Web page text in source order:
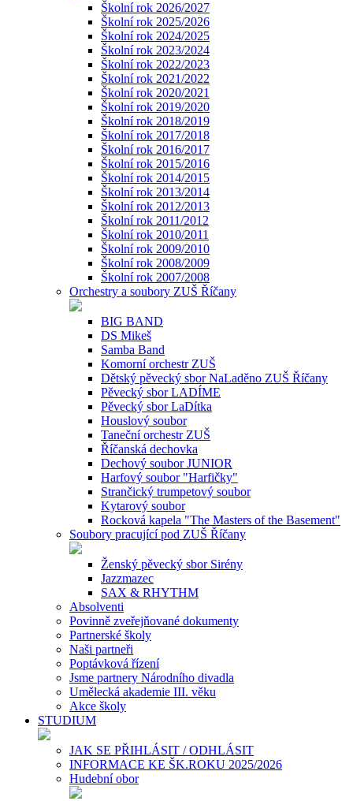
Školní rok 2026/2027
Školní rok 2025/2026
Školní rok 2024/2025
Školní rok 2023/2024
Školní rok 2022/2023
Školní rok 2021/2022
Školní rok 2020/2021
Školní rok 2019/2020
Školní rok 2018/2019
Školní rok 2017/2018
Školní rok 2016/2017
Školní rok 2015/2016
Školní rok 2014/2015
Školní rok 2013/2014
Školní rok 2012/2013
Školní rok 2011/2012
Školní rok 2010/2011
Školní rok 2009/2010
Školní rok 2008/2009
Školní rok 2007/2008
Orchestry a soubory ZUŠ Říčany
BIG BAND
DS Mikeš
Samba Band
Komorní orchestr ZUŠ
Dětský pěvecký sbor NaLaděno ZUŠ Říčany
Pěvecký sbor LADÍME
Pěvecký sbor LaDítka
Houslový soubor
Taneční orchestr ZUŠ
Říčanská dechovka
Dechový soubor JUNIOR
Harfový soubor "Harfičky"
Strančický trumpetový soubor
Kytarový soubor
Rocková kapela "The Masters of the Basement"
Soubory pracující pod ZUŠ Říčany
Ženský pěvecký sbor Sirény
Jazzmazec
SAX & RHYTHM
Absolventi
Povinně zveřejňované dokumenty
Partnerské školy
Naši partneři
Poptávková řízení
Jsme partnery Národního divadla
Umělecká akademie III. věku
Akce školy
STUDIUM
JAK SE PŘIHLÁSIT / ODHLÁSIT
INFORMACE KE ŠK.ROKU 2025/2026
Hudební obor